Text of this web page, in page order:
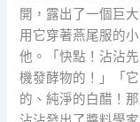
開，露出了一個巨
用它穿著燕尾服的
他。「快點！沾沾
機發酵物的！」「
的、純淨的白醋！